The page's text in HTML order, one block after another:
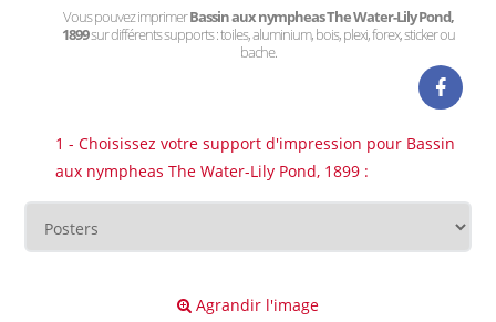
Vous pouvez imprimerBassin aux nympheas The Water-Lily Pond,
1899sur différents supports : toiles, aluminium, bois, plexi, forex, sticker ou
bache.
1 - Choisissez votre support d'impression pour Bassin
aux nympheas The Water-Lily Pond, 1899 :
Agrandir l'image